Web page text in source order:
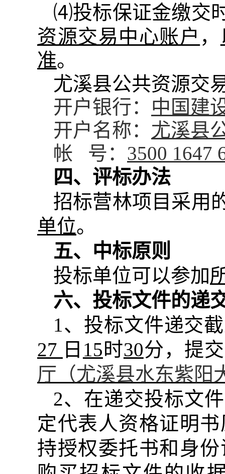
⑷投标保证金缴交
资源交易中心账户 ，
准。
尤溪县公共资源交
开户银行： 中国建
开户名称： 尤溪县
帐
号： 3500 1647
四、评标办法
招标营林项目采用
单位。
五、中标原则
投标单位可以参加
六、投标文件的递
1、投标文件递交
27 日 15 时30分，提
厅（尤溪县水东紫阳
2、在递交投标文
定代表人资格证明
持授权委托书和身